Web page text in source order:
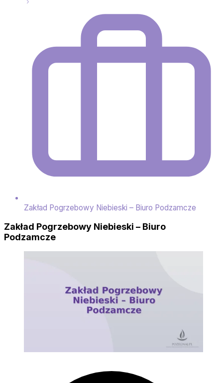
Zakład Pogrzebowy Niebieski – Biuro Podzamcze
Zakład Pogrzebowy Niebieski – Biuro
Podzamcze